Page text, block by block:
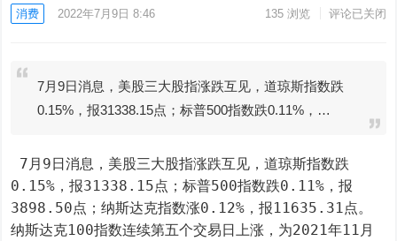
消费 2022年7月9日 8:46 135浏览 评论已关闭
7月9日消息，美股三大股指涨跌互见，道琼斯指数跌
0.15%，报31338.15点；标普500指数跌0.11%，…
0.15%，报31338.15点；标普500指数跌0.11%，报
3898.50点；纳斯达克指数涨0.12%，报11635.31点。
纳斯达克100指数连续第五个交易日上涨，为2021年11月